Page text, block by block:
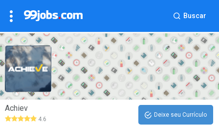
Buscar
Achiev
4.6
Deixe seu Currículo